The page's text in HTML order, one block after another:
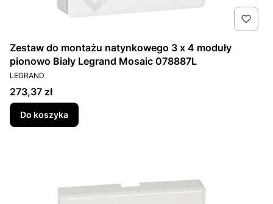
Zestaw do montażu natynkowego 3 x 4 moduły
pionowo Biały Legrand Mosaic 078887L
PRODUCENT
LEGRAND
Cena
273,37 zł
Do koszyka